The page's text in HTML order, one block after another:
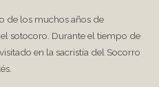
de los muchos años de
sotocoro. Durante el tiempo de
en la sacristía del Socorro